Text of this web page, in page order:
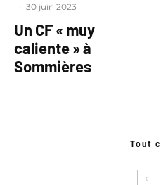
· 30 juin 2023
Un CF « muy
caliente » à
Sommières
Tout